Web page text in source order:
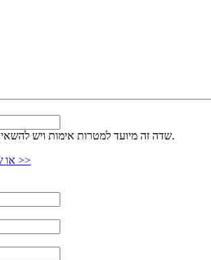
שדה זה מיועד למטרות אימות ויש להשאיר אותו ללא שינוי.
או שלחו לנו דוא"ל >>